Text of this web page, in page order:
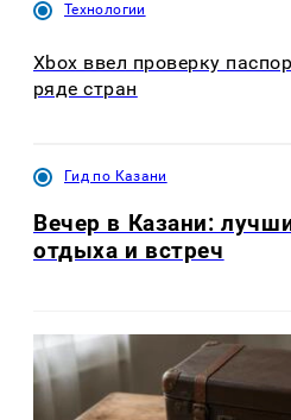
Технологии
Xbox ввел проверку
ряде стран
Гид по Казани
Вечер в Казани:
отдыха и встреч